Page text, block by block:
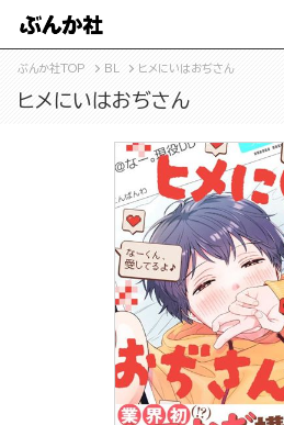
ぶんか社TOP BL ヒメにいはおぢさん
ヒメにいはおぢさん